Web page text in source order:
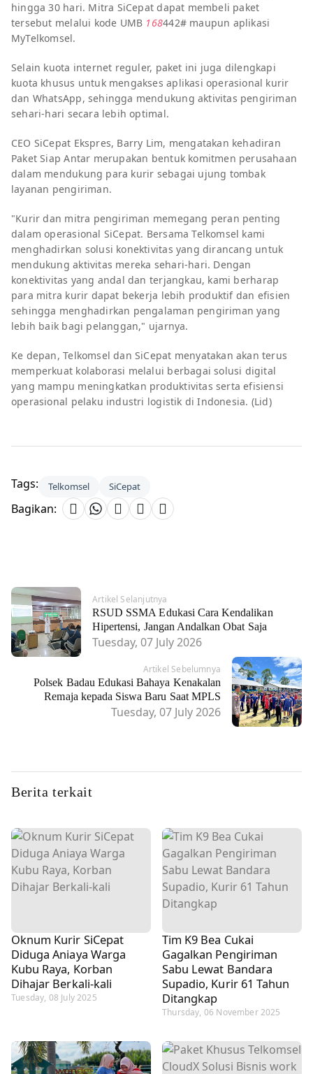
hingga 30 hari. Mitra SiCepat dapat membeli paket
tersebut melalui kode UMB 168442# maupun aplikasi
MyTelkomsel.
Selain kuota internet reguler, paket ini juga dilengkapi
kuota khusus untuk mengakses aplikasi operasional kurir
dan WhatsApp, sehingga mendukung aktivitas pengiriman
sehari-hari secara lebih optimal.
CEO SiCepat Ekspres, Barry Lim, mengatakan kehadiran
Paket Siap Antar merupakan bentuk komitmen perusahaan
dalam mendukung para kurir sebagai ujung tombak
layanan pengiriman.
"Kurir dan mitra pengiriman memegang peran penting
dalam operasional SiCepat. Bersama Telkomsel kami
menghadirkan solusi konektivitas yang dirancang untuk
mendukung aktivitas mereka sehari-hari. Dengan
konektivitas yang andal dan terjangkau, kami berharap
para mitra kurir dapat bekerja lebih produktif dan efisien
sehingga menghadirkan pengalaman pengiriman yang
lebih baik bagi pelanggan," ujarnya.
Ke depan, Telkomsel dan SiCepat menyatakan akan terus
memperkuat kolaborasi melalui berbagai solusi digital
yang mampu meningkatkan produktivitas serta efisiensi
operasional pelaku industri logistik di Indonesia. (Lid)
Tags: Telkomsel SiCepat
Bagikan:
Artikel Selanjutnya
RSUD SSMA Edukasi Cara Kendalikan
Hipertensi, Jangan Andalkan Obat Saja
Tuesday, 07 July 2026
Artikel Sebelumnya
Polsek Badau Edukasi Bahaya Kenakalan
Remaja kepada Siswa Baru Saat MPLS
Tuesday, 07 July 2026
Berita terkait
Oknum Kurir SiCepat
Diduga Aniaya Warga
Kubu Raya, Korban
Dihajar Berkali-kali
Tuesday, 08 July 2025
Tim K9 Bea Cukai
Gagalkan Pengiriman
Sabu Lewat Bandara
Supadio, Kurir 61 Tahun
Ditangkap
Thursday, 06 November 2025